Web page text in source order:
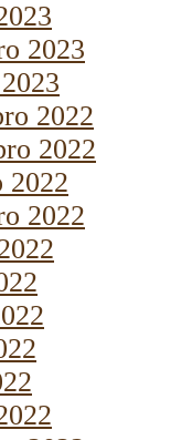
2023
2022
2022
2022
2022